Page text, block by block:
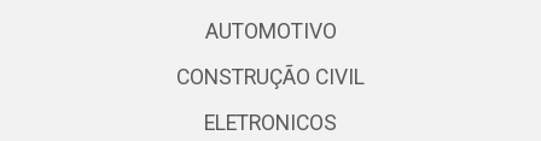
AUTOMOTIVO
CONSTRUÇÃO CIVIL
ELETRONICOS